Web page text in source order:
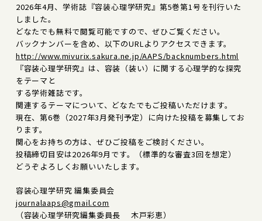
2026年4月、学術誌『容装心理学研究』第5巻第1号を刊行いた
しました。
どなたでも無料で閲覧可能ですので、ぜひご覧ください。
バックナンバーを含め、以下のURLよりアクセスできます。
http://www.mivurix.sakura.ne.jp/AAPS/backnumbers.html
『容装心理学研究』は、容装（装い）に関する心理学的な探究
をテーマと
する学術雑誌です。
関連するテーマについて、どなたでもご投稿いただけます。
現在、第6巻（2027年3月発刊予定）に向けた投稿を募集してお
ります。
関心をお持ちの方は、ぜひご投稿をご検討ください。
投稿締切目安は2026年9月です。（標準的な審査3回を想定）
どうぞよろしくお願いいたします。
容装心理学研究 編集委員会
journalaaps@gmail.com
（容装心理学研究編集委員長 木戸彩恵）